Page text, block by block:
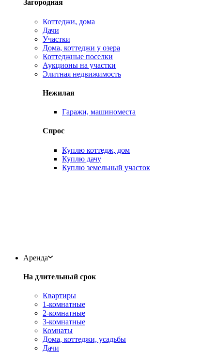
Загородная
Коттеджи, дома
Дачи
Участки
Дома, коттеджи у озера
Коттеджные поселки
Аукционы на участки
Элитная недвижимость
Нежилая
Гаражи, машиноместа
Спрос
Куплю коттедж, дом
Куплю дачу
Куплю земельный участок
Аренда
На длительный срок
Квартиры
1-комнатные
2-комнатные
3-комнатные
Комнаты
Дома, коттеджи, усадьбы
Дачи